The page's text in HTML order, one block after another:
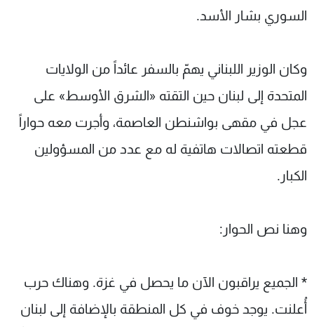
السوري بشار الأسد.
وكان الوزير اللبناني يهمّ بالسفر عائداً من الولايات
المتحدة إلى لبنان حين التقته «الشرق الأوسط» على
عجل في مقهى بواشنطن العاصمة، وأجرت معه حواراً
قطعته اتصالات هاتفية له مع عدد من المسؤولين
الكبار.
وهنا نص الحوار:
* الجميع يراقبون الآن ما يحصل في غزة. وهناك حرب
أُعلنت. يوجد خوف في كل المنطقة بالإضافة إلى لبنان